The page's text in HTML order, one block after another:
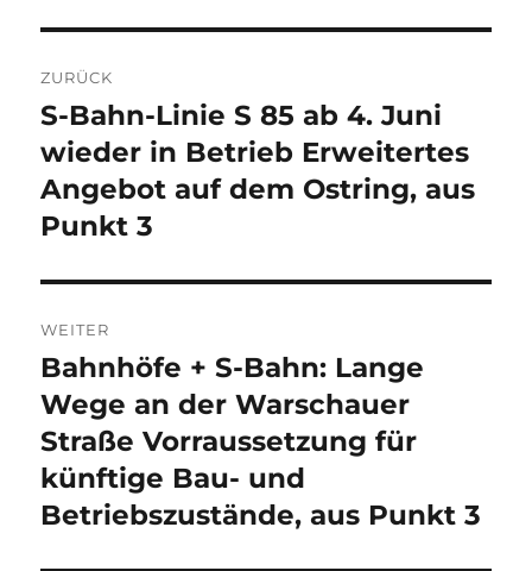
ZURÜCK
Vorheriger
Beitrag:
S-Bahn-Linie S 85 ab 4. Juni
wieder in Betrieb Erweitertes
Angebot auf dem Ostring, aus
Punkt 3
WEITER
Nächster
Beitrag:
Bahnhöfe + S-Bahn: Lange
Wege an der Warschauer
Straße Vorraussetzung für
künftige Bau- und
Betriebszustände, aus Punkt 3